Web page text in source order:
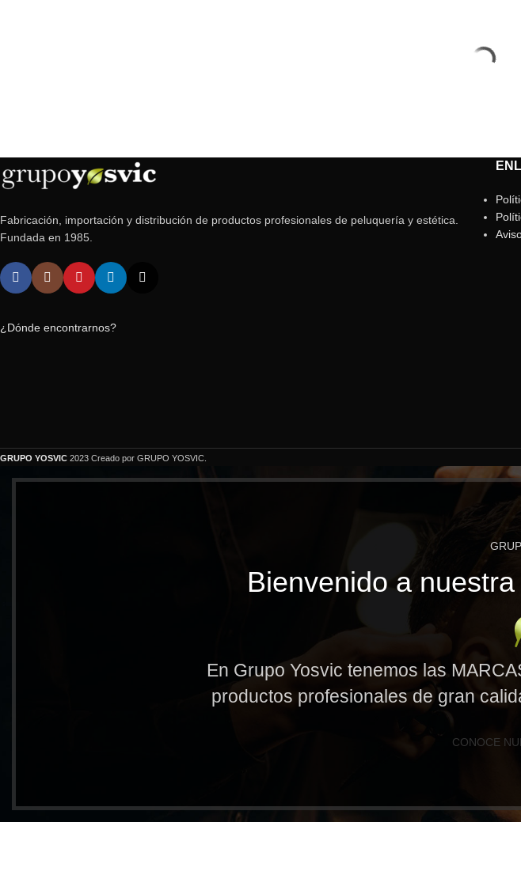
Fabricación, importación y distribución de productos profesionales de peluquería y estética.
Fundada en 1985.
¿Dónde encontrarnos?
GRUPO YOSVIC 2023 Creado por GRUPO YOSVIC.
Bienvenido a
En Grupo Yosvic tenemos las
productos profesionales de gran
CONOCE